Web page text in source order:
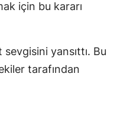
için bu kararı
yansıttı. Bu
tarafından